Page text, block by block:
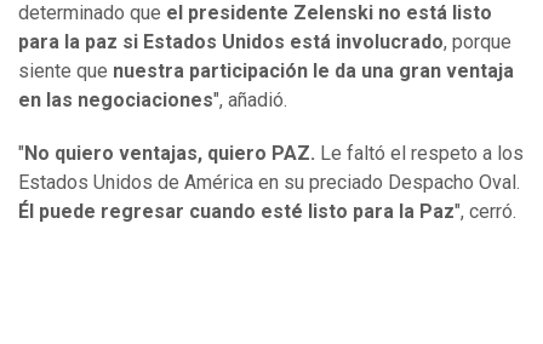
determinado que el presidente Zelenski no está listo
para la paz si Estados Unidos está involucrado, porque
siente que nuestra participación le da una gran ventaja
en las negociaciones", añadió.
" No quiero ventajas, quiero PAZ. Le faltó el respeto a los
Estados Unidos de América en su preciado Despacho Oval.
Él puede regresar cuando esté listo para la Paz", cerró.